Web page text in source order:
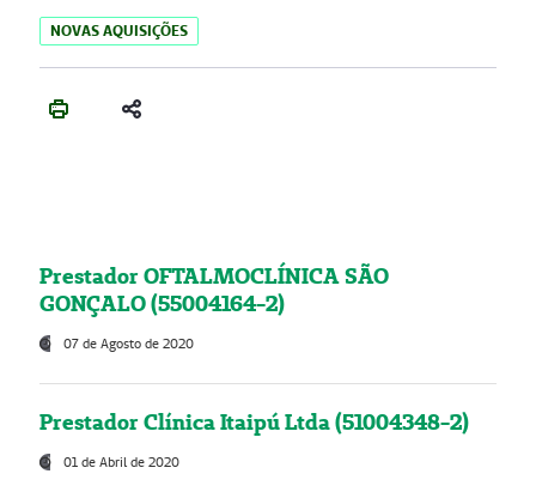
NOVAS AQUISIÇÕES
Prestador OFTALMOCLÍNICA SÃO
GONÇALO (55004164-2)
07 de Agosto de 2020
Prestador Clínica Itaipú Ltda (51004348-2)
01 de Abril de 2020